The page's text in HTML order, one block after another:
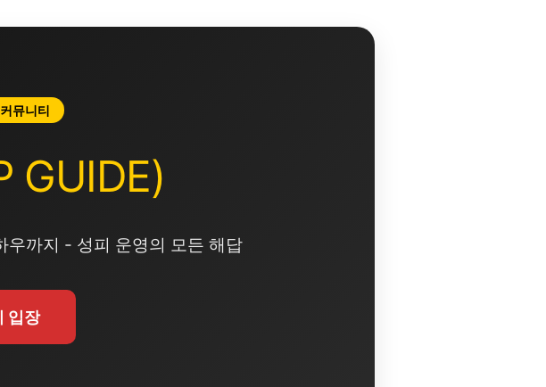
뮤니티
GUIDE)
우까지 - 성피 운영의 모든 해답
입장